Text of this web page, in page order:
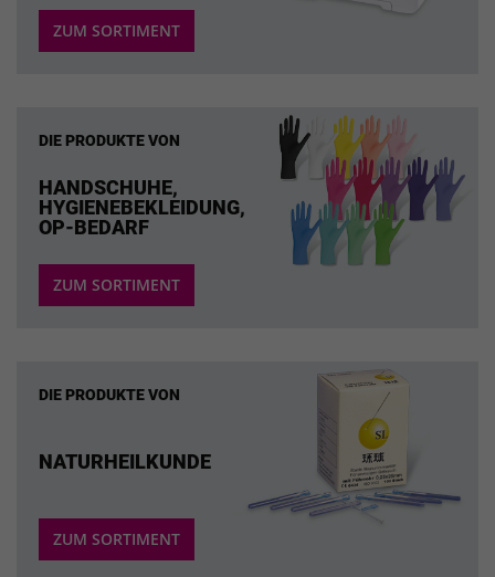
ZUM SORTIMENT
DIE PRODUKTE VON
HANDSCHUHE,
HYGIENEBEKLEIDUNG,
OP-BEDARF
ZUM SORTIMENT
DIE PRODUKTE VON
NATURHEILKUNDE
ZUM SORTIMENT